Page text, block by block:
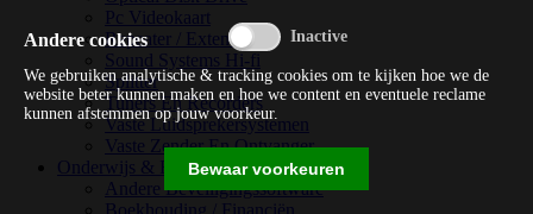
Pc Videokaart
Repeater / Extender
Sound Systems Hi-fi
Splitter
Tuners En Recorders
Vaste Luidsprekersystemen
Vaste Zender En Ontvanger
Onderwijs & Recreatie
Andere Beveiligingssoftware
Andere cookies
We gebruiken analytische & tracking cookies om te kijken hoe we de
website beter kunnen maken en hoe we content en eventuele reclame
kunnen afstemmen op jouw voorkeur.
Bewaar voorkeuren